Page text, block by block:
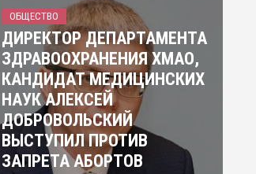
ОБЩЕСТВО
ДИРЕКТОР ДЕПАРТАМЕНТА
ЗДРАВООХРАНЕНИЯ ХМАО,
КАНДИДАТ МЕДИЦИНСКИХ
НАУК АЛЕКСЕЙ
ДОБРОВОЛЬСКИЙ
ВЫСТУПИЛ ПРОТИВ
ЗАПРЕТА АБОРТОВ